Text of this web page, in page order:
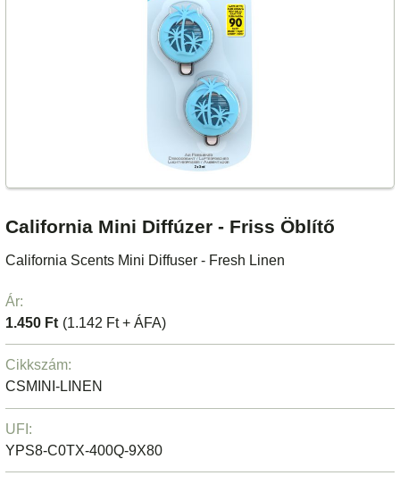
California Mini Diffúzer - Friss Öblítő
California Scents Mini Diffuser - Fresh Linen
Ár:
1.450 Ft (1.142 Ft + ÁFA)
Cikkszám:
CSMINI-LINEN
UFI:
YPS8-C0TX-400Q-9X80